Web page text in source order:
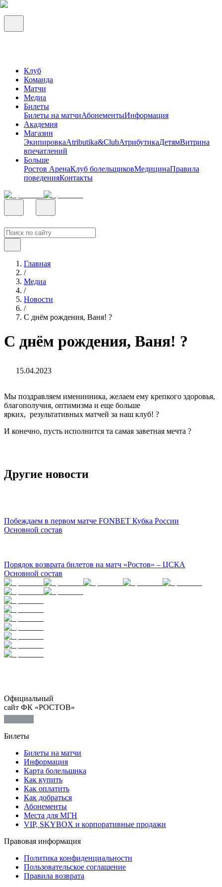
Клуб
Команда
Матчи
Медиа
Билеты
Билеты на матчиАбонементыИнформация
Академия
Магазин
ЭкипировкаAtributika&ClubАтрибутикаДетямВитрина
впечатлений
Больше
Ростов АренаКлуб болельщиковМедицинаПравила
поведенияКонтакты
Главная
/
Медиа
/
Новости
/
С днём рождения, Ваня! ?
С днём рождения, Ваня! ?
15.04.2023
Мы поздравляем именинника, желаем ему крепкого здоровья,
благополучия, оптимизма и еще больше
ярких, результативных матчей за наш клуб! ?
И конечно, пусть исполнится та самая заветная мечта ?
Другие новости
Побеждаем в первом матче FONBET Кубка России
Основной состав
Порядок возврата билетов на матч «Ростов» – ЦСКА
Основной состав
Официальный
сайт ФК «РОСТОВ»
Билеты
Билеты на матчи
Информация
Карта болельщика
Как купить
Как оплатить
Как добраться
Абонементы
Места для МГН
VIP, SKYBOX и корпоративные продажи
Правовая информация
Политика конфиденциальности
Пользовательское соглашение
Правила возврата